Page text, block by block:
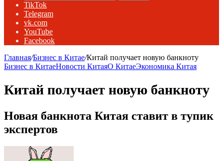
TikTok
Telegram
vk.com
YouTube
Facebook
Главная/Бизнес в Китае/Китай получает новую банкноту
Бизнес в КитаеНовости КитаяО КитаеЭкономика Китая
Китай получает новую банкноту
Новая банкнота Китая ставит в тупик
экспертов